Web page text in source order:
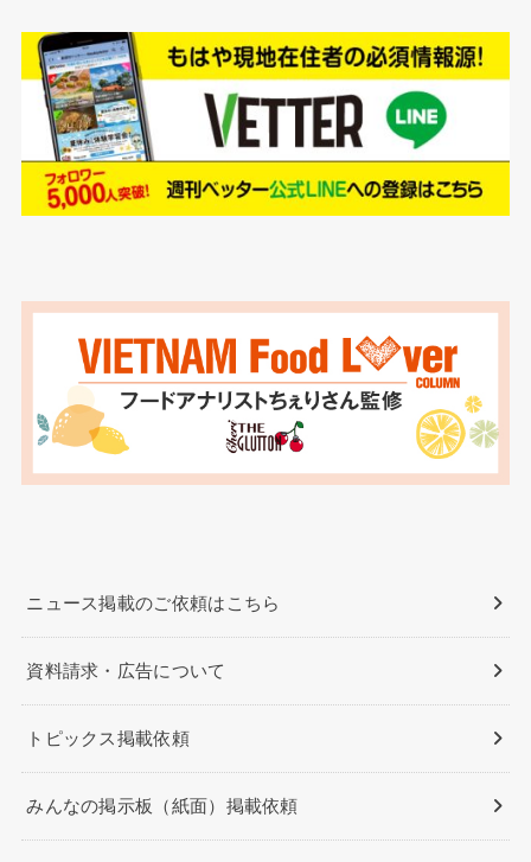
ニュース掲載のご依頼はこちら
資料請求・広告について
トピックス掲載依頼
みんなの掲示板（紙面）掲載依頼